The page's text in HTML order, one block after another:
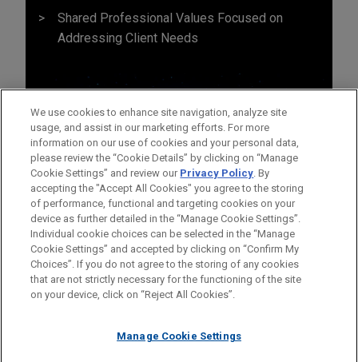
Shared Professional Values Focused on
Addressing Client Needs
Avant d’envoyer cet e-mail, veuillez prendre note de ce qui suit :
Les informations contenues sur le site www.jonesday.com sont
destinées à un usage général et ne constituent pas des
pas pour effet de créer une relation avocat-client. Aucun envoi
NOUS CONTACTER
MENTIONS LÉGALES
DONNÉES PERSONNELLES
DROITS D’AUTEUR
We use cookies to enhance site navigation, analyze site
usage, and assist in our marketing efforts. For more
information on our use of cookies and your personal data,
please review the “Cookie Details” by clicking on “Manage
Cookie Settings” and review our Privacy Policy. By
accepting the "Accept All Cookies" you agree to the storing
of performance, functional and targeting cookies on your
device as further detailed in the “Manage Cookie Settings”.
Individual cookie choices can be selected in the “Manage
Cookie Settings” and accepted by clicking on “Confirm My
Choices”. If you do not agree to the storing of any cookies
that are not strictly necessary for the functioning of the site
on your device, click on “Reject All Cookies”.
Manage Cookie Settings